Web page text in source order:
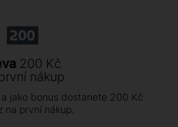
200 Kč
nákup
jako bonus dostanete 200 Kč
na první nákup.